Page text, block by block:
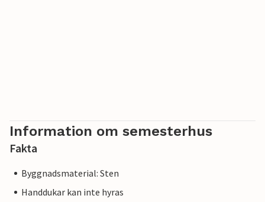
Information om semesterhus
Fakta
Byggnadsmaterial: Sten
Handdukar kan inte hyras